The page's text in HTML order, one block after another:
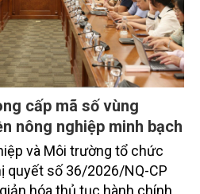
cấp mã số vùng
nông nghiệp minh bạch
và Môi trường tổ chức